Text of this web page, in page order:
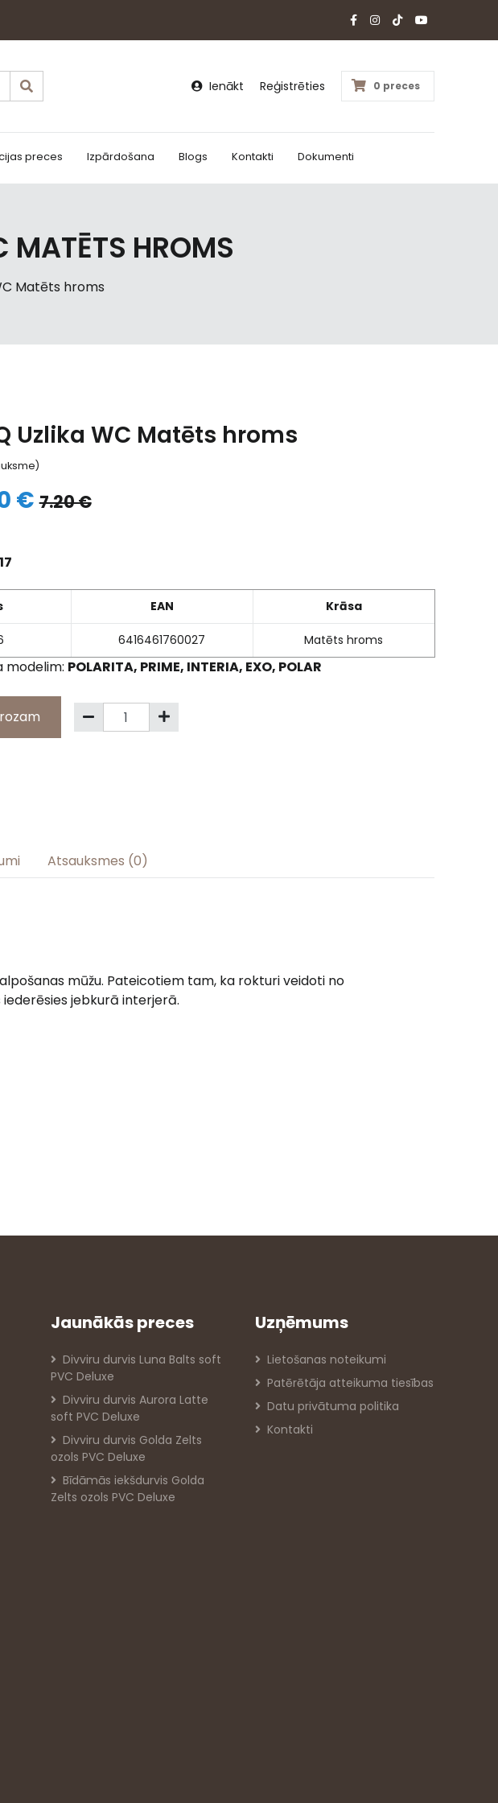
Ienākt Reģistrēties 0 preces
preces Izpārdošana Blogs Kontakti Dokumenti
MATĒTS HROMS
Matēts hroms
Uzlika WC Matēts hroms
€7.20 €
17
EAN Krāsa
6416461760027 Matēts hroms
modelim: POLARITA, PRIME, INTERIA, EXO, POLAR
Atsauksmes (0)
mūžu. Pateicotiem tam, ka rokturi veidoti no
jebkurā interjerā.
Jaunākās preces
Divviru durvis Luna Balts soft
PVC Deluxe
Divviru durvis Aurora Latte
soft PVC Deluxe
Divviru durvis Golda Zelts
ozols PVC Deluxe
Bīdāmās iekšdurvis Golda
Zelts ozols PVC Deluxe
Uzņēmums
Lietošanas noteikumi
Patērētāja atteikuma tiesības
Datu privātuma politika
Kontakti